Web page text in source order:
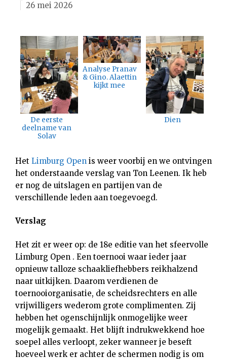
26 mei 2026
De eerste
deelname van
Solav
Analyse Pranav
& Gino. Alaettin
kijkt mee
Dien
Het Limburg Open is weer voorbij en we ontvingen
het onderstaande verslag van Ton Leenen. Ik heb
er nog de uitslagen en partijen van de
verschillende leden aan toegevoegd.
Verslag
Het zit er weer op: de 18e editie van het sfeervolle
Limburg Open . Een toernooi waar ieder jaar
opnieuw talloze schaakliefhebbers reikhalzend
naar uitkijken. Daarom verdienen de
toernooiorganisatie, de scheidsrechters en alle
vrijwilligers wederom grote complimenten. Zij
hebben het ogenschijnlijk onmogelijke weer
mogelijk gemaakt. Het blijft indrukwekkend hoe
soepel alles verloopt, zeker wanneer je beseft
hoeveel werk er achter de schermen nodig is om